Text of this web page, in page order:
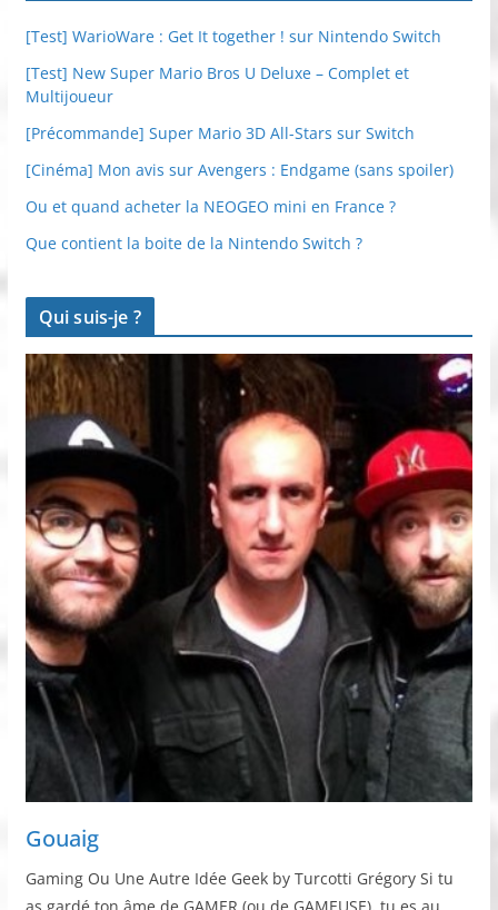
[Test] WarioWare : Get It together ! sur Nintendo Switch
[Test] New Super Mario Bros U Deluxe – Complet et
Multijoueur
[Précommande] Super Mario 3D All-Stars sur Switch
[Cinéma] Mon avis sur Avengers : Endgame (sans spoiler)
Ou et quand acheter la NEOGEO mini en France ?
Que contient la boite de la Nintendo Switch ?
Qui suis-je ?
Gouaig
Gaming Ou Une Autre Idée Geek by Turcotti Grégory Si tu
as gardé ton âme de GAMER (ou de GAMEUSE), tu es au